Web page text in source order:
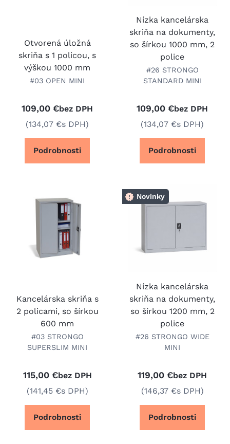
Otvorená úložná
skriňa s 1 policou, s
výškou 1000 mm
#03 OPEN MINI
109,00 €bez DPH
(134,07 €s DPH)
Podrobnosti
Nízka kancelárska
skriňa na dokumenty,
so šírkou 1000 mm, 2
police
#26 STRONGO
STANDARD MINI
109,00 €bez DPH
(134,07 €s DPH)
Podrobnosti
Kancelárska skriňa s
2 policami, so šírkou
600 mm
#03 STRONGO
SUPERSLIM MINI
115,00 €bez DPH
(141,45 €s DPH)
Podrobnosti
Nízka kancelárska
skriňa na dokumenty,
so šírkou 1200 mm, 2
police
#26 STRONGO WIDE
MINI
119,00 €bez DPH
(146,37 €s DPH)
Podrobnosti
Novinky